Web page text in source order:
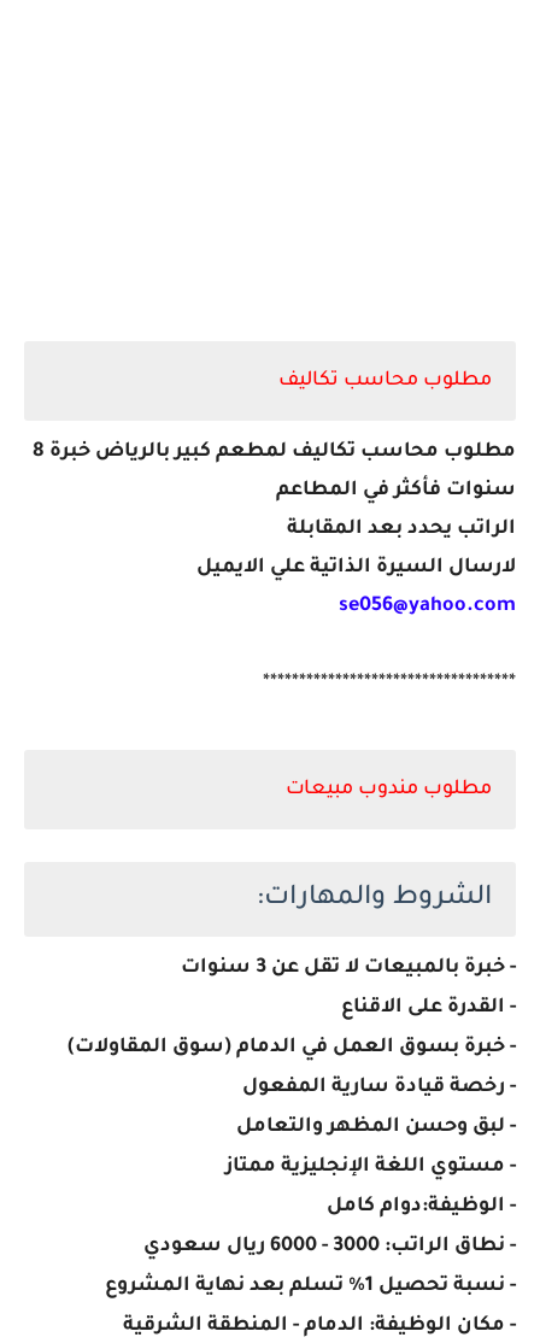
مطلوب محاسب تكاليف
مطلوب محاسب تكاليف لمطعم كبير بالرياض خبرة 8
سنوات فأكثر في المطاعم
الراتب يحدد بعد المقابلة
لارسال السيرة الذاتية علي الايميل
se056@yahoo.com
***********************************
مطلوب مندوب مبيعات
الشروط والمهارات:
- خبرة بالمبيعات لا تقل عن 3 سنوات
- القدرة على الاقناع
- خبرة بسوق العمل في الدمام (سوق المقاولات)
- رخصة قيادة سارية المفعول
- لبق وحسن المظهر والتعامل
- مستوي اللغة الإنجليزية ممتاز
- الوظيفة:دوام كامل
- نطاق الراتب: 3000 - 6000 ريال سعودي
- نسبة تحصيل 1% تسلم بعد نهاية المشروع ​
- مكان الوظيفة: الدمام - المنطقة الشرقية